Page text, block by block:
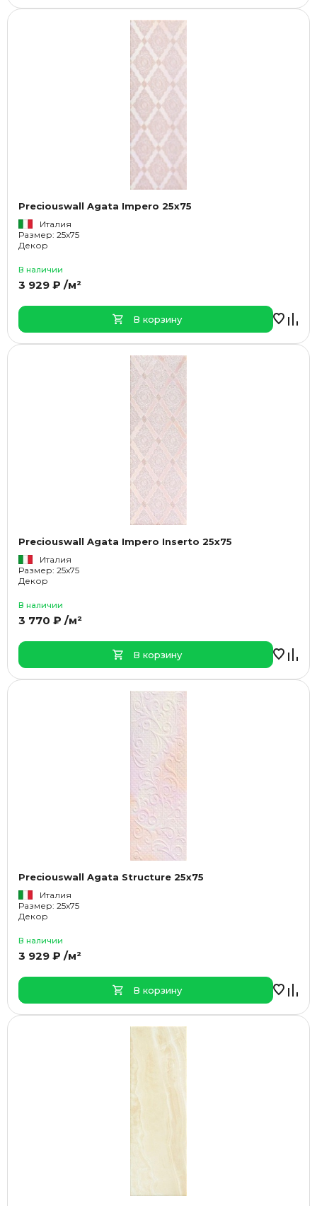
Preciouswall Agata Impero 25x75
Италия
Размер: 25x75
Декор
В наличии
3 929 ₽ /м²
В корзину
Preciouswall Agata Impero Inserto 25x75
Италия
Размер: 25x75
Декор
В наличии
3 770 ₽ /м²
В корзину
Preciouswall Agata Structure 25x75
Италия
Размер: 25x75
Декор
В наличии
3 929 ₽ /м²
В корзину